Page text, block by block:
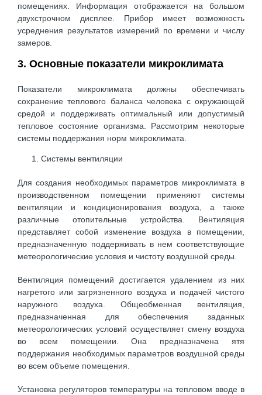
помещениях. Информация отображается на большом
двухстрочном дисплее. Прибор имеет возможность
усреднения результатов измерений по времени и числу
замеров.
3. Основные показатели микроклимата
Показатели микроклимата должны обеспечивать
сохранение теплового баланса человека с окружающей
средой и поддерживать оптимальный или допустимый
тепловое состояние организма. Рассмотрим некоторые
системы поддержания норм микроклимата.
Системы вентиляции
Для создания необходимых параметров микроклимата в
производственном помещении применяют системы
вентиляции и кондиционирования воздуха, а также
различные отопительные устройства. Вентиляция
представляет собой изменение воздуха в помещении,
предназначенную поддерживать в нем соответствующие
метеорологические условия и чистоту воздушной среды.
Вентиляция помещений достигается удалением из них
нагретого или загрязненного воздуха и подачей чистого
наружного воздуха. Общеобменная вентиляция,
предназначенная для обеспечения заданных
метеорологических условий осуществляет смену воздуха
во всем помещении. Она предназначена ятя
поддержания необходимых параметров воздушной среды
во всем объеме помещения.
Установка регуляторов температуры на тепловом вводе в